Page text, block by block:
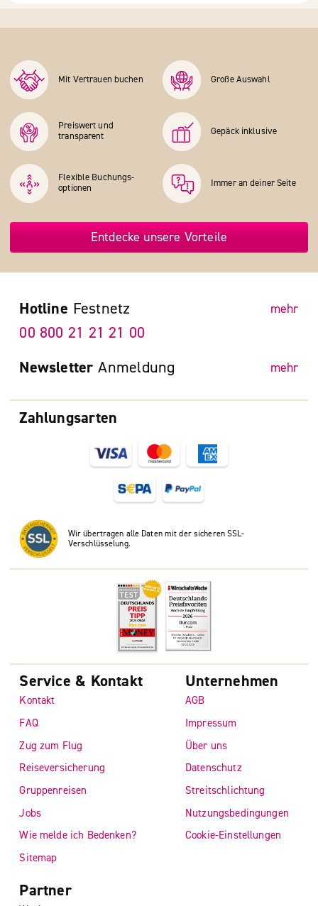
Mit Vertrauen buchen Große Auswahl
Preiswert und
transparent
Gepäck inklusive
Flexible Buchungs­
optionen
Immer an deiner Seite
Entdecke unsere Vorteile
Zahlungsarten
Wir übertragen alle Daten mit der sicheren SSL-
Verschlüsselung.
Hotline Festnetz mehr
00 800 21 21 21 00
Newsletter Anmeldung mehr
Service & Kontakt
Kontakt
FAQ
Zug zum Flug
Reiseversicherung
Gruppenreisen
Jobs
Wie melde ich Bedenken?
Sitemap
Unternehmen
AGB
Impressum
Über uns
Datenschutz
Streitschlichtung
Nutzungsbedingungen
Cookie-Einstellungen
Partner